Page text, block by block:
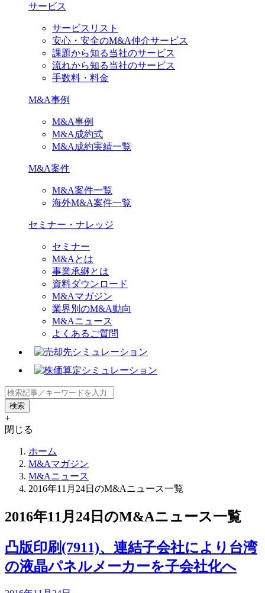
サービス
サービスリスト
安心・安全のM&A仲介サービス
課題から知る当社のサービス
流れから知る当社のサービス
手数料・料金
M&A事例
M&A事例
M&A成約式
M&A成約実績一覧
M&A案件
M&A案件一覧
海外M&A案件一覧
セミナー・ナレッジ
セミナー
M&Aとは
事業承継とは
資料ダウンロード
M&Aマガジン
業界別のM&A動向
M&Aニュース
よくあるご質問
+
閉じる
ホーム
M&Aマガジン
M&Aニュース
2016年11月24日のM&Aニュース一覧
2016年11月24日のM&Aニュース一覧
凸版印刷(7911)、連結子会社により台湾
の液晶パネルメーカーを子会社化へ